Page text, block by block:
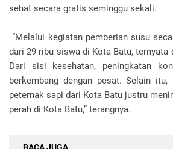
sehat secara gratis seminggu sekali.
“Melalui kegiatan pemberian susu
dari 29 ribu siswa di Kota Batu, ternyata
Dari sisi kesehatan, peningkatan
berkembang dengan pesat. Selain
peternak sapi dari Kota Batu justru
perah di Kota Batu,” terangnya.